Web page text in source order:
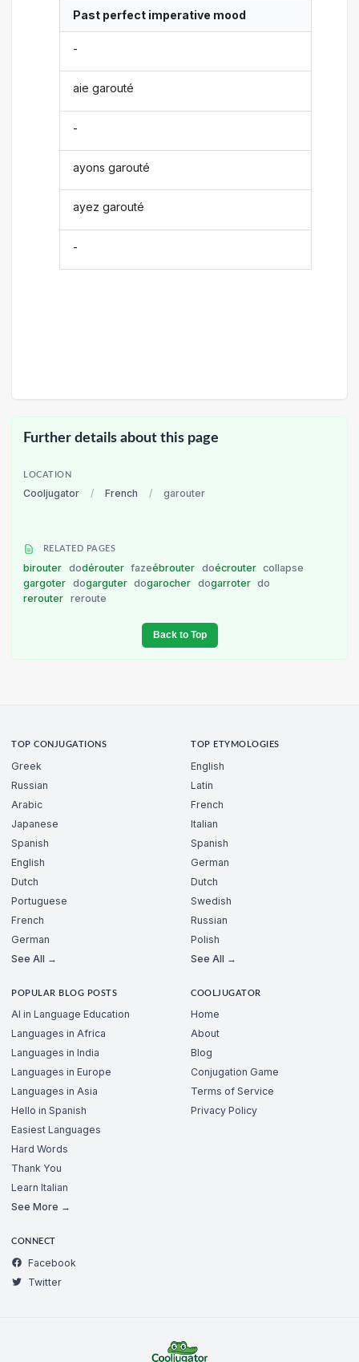
Past perfect imperative mood
-
aie garouté
-
ayons garouté
ayez garouté
-
Further details about this page
LOCATION
Cooljugator / French / garouter
RELATED PAGES
birouter dodérouter fazeébrouter doécrouter collapse
gargoter dogarguter dogarocher dogarroter do
rerouter reroute
Back to Top
TOP CONJUGATIONS
Greek
Russian
Arabic
Japanese
Spanish
English
Dutch
Portuguese
French
German
See All →
TOP ETYMOLOGIES
English
Latin
French
Italian
Spanish
German
Dutch
Swedish
Russian
Polish
See All →
POPULAR BLOG POSTS
AI in Language Education
Languages in Africa
Languages in India
Languages in Europe
Languages in Asia
Hello in Spanish
Easiest Languages
Hard Words
Thank You
Learn Italian
See More →
COOLJUGATOR
Home
About
Blog
Conjugation Game
Terms of Service
Privacy Policy
CONNECT
Facebook
Twitter